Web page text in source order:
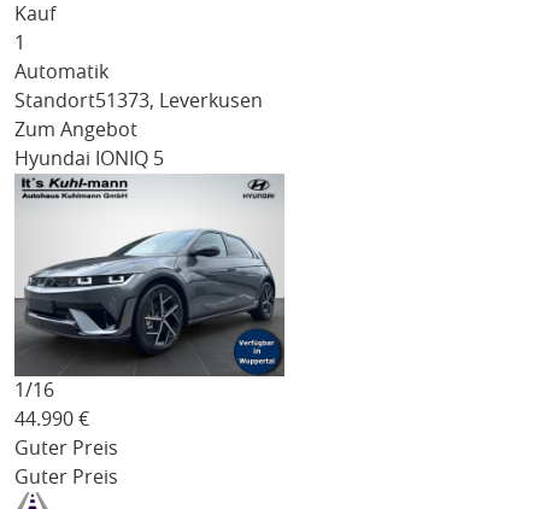
Kauf
1
Automatik
Standort51373, Leverkusen
Zum Angebot
Hyundai IONIQ 5
1/16
44.990 €
Guter Preis
Guter Preis